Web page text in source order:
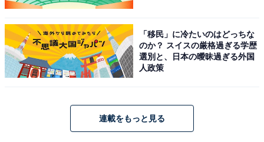
「移民」に冷たいのはどっちな
のか？ スイスの厳格過ぎる学歴
選別と、日本の曖昧過ぎる外国
人政策
連載をもっと見る